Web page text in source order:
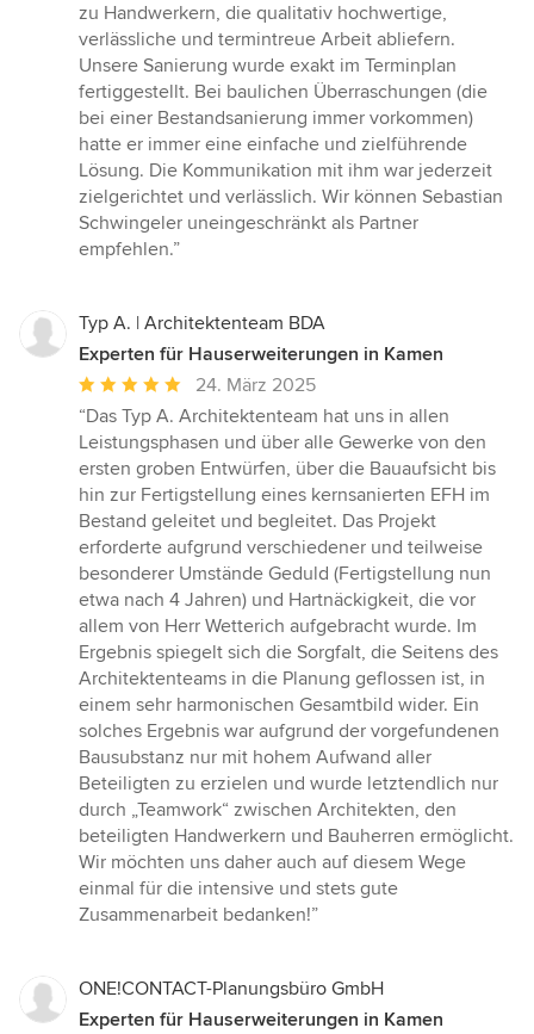
Sternen
zu Handwerkern, die qualitativ hochwertige,
verlässliche und termintreue Arbeit abliefern.
Unsere Sanierung wurde exakt im Terminplan
fertiggestellt. Bei baulichen Überraschungen (die
bei einer Bestandsanierung immer vorkommen)
hatte er immer eine einfache und zielführende
Lösung. Die Kommunikation mit ihm war jederzeit
zielgerichtet und verlässlich. Wir können Sebastian
Schwingeler uneingeschränkt als Partner
empfehlen.”
Typ A. | Architektenteam BDA
Experten für Hauserweiterungen in Kamen
Durchschnittliche
Bewertung:
5
von
5
Sternen
24. März 2025
“Das Typ A. Architektenteam hat uns in allen
Leistungsphasen und über alle Gewerke von den
ersten groben Entwürfen, über die Bauaufsicht bis
hin zur Fertigstellung eines kernsanierten EFH im
Bestand geleitet und begleitet. Das Projekt
erforderte aufgrund verschiedener und teilweise
besonderer Umstände Geduld (Fertigstellung nun
etwa nach 4 Jahren) und Hartnäckigkeit, die vor
allem von Herr Wetterich aufgebracht wurde. Im
Ergebnis spiegelt sich die Sorgfalt, die Seitens des
Architektenteams in die Planung geflossen ist, in
einem sehr harmonischen Gesamtbild wider. Ein
solches Ergebnis war aufgrund der vorgefundenen
Bausubstanz nur mit hohem Aufwand aller
Beteiligten zu erzielen und wurde letztendlich nur
durch „Teamwork“ zwischen Architekten, den
beteiligten Handwerkern und Bauherren ermöglicht.
Wir möchten uns daher auch auf diesem Wege
einmal für die intensive und stets gute
Zusammenarbeit bedanken!”
ONE!CONTACT-Planungsbüro GmbH
Experten für Hauserweiterungen in Kamen